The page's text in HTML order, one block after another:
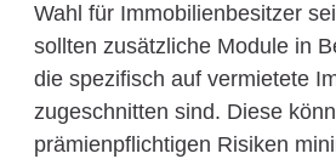
Wahl für Immobilienbesitzer
sollten zusätzliche Module in
die spezifisch auf vermietete
zugeschnitten sind. Diese
prämienpflichtigen Risiken